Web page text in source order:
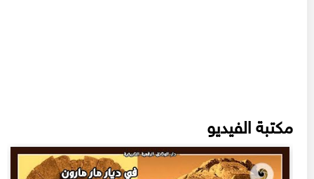
مكتبة الفيديو